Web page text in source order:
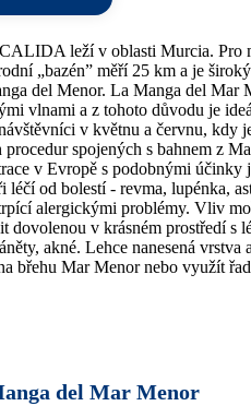
leží v oblasti Murcia. Pro
„bazén” měří 25 km a je
del Menor. La Manga del Mar
vlnami a z tohoto důvodu je
v květnu a červnu, kdy
procedur spojených s bahnem z
v Evropě s podobnými
léčí od bolestí - revma, lupénka,
alergickými problémy. Vliv
dovolenou v krásném prostředí s
akné. Lehce nanesená
břehu Mar Menor nebo využít
del Mar Menor